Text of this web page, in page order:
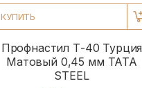
КУПИТЬ
Профнастил Т-40 Турция
Матовый 0,45 мм TATA
STEEL